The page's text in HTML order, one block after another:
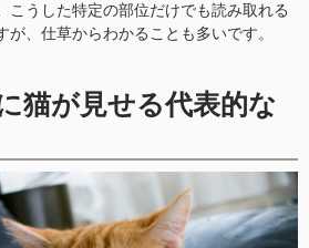
こうした特定の部位だけでも読み取れる
、仕草からわかることも多いです。
猫が見せる代表的な